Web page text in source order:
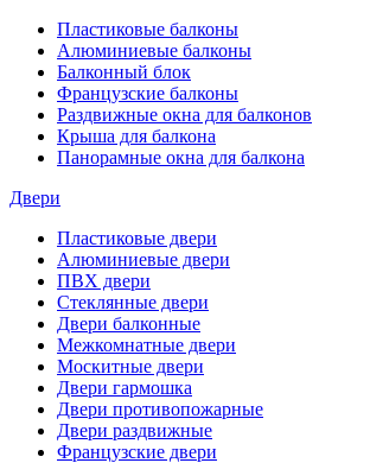
Пластиковые балконы
Алюминиевые балконы
Балконный блок
Французские балконы
Раздвижные окна для балконов
Крыша для балкона
Панорамные окна для балкона
Двери
Пластиковые двери
Алюминиевые двери
ПВХ двери
Стеклянные двери
Двери балконные
Межкомнатные двери
Москитные двери
Двери гармошка
Двери противопожарные
Двери раздвижные
Французские двери